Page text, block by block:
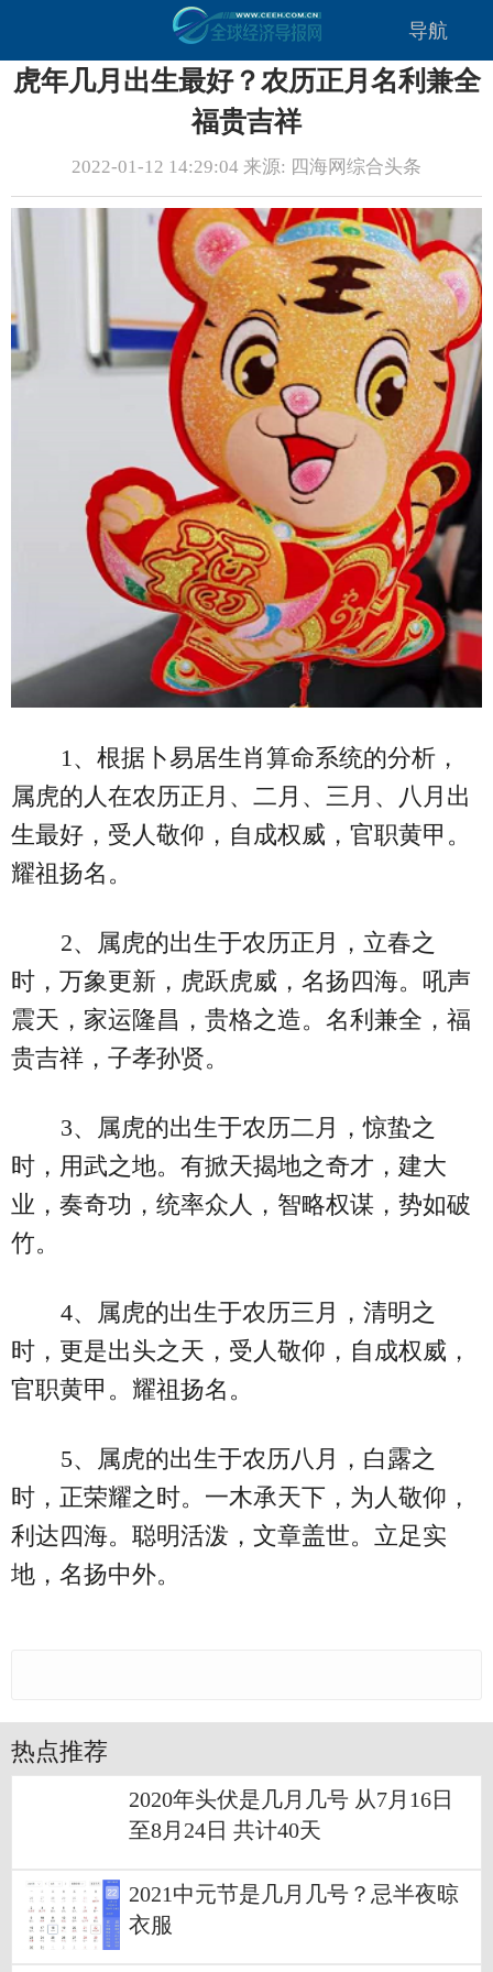
导航
虎年几月出生最好？农历正月名利兼全
福贵吉祥
2022-01-12 14:29:04 来源: 四海网综合头条
1、根据卜易居生肖算命系统的分析，
属虎的人在农历正月、二月、三月、八月出
生最好，受人敬仰，自成权威，官职黄甲。
耀祖扬名。
2、属虎的出生于农历正月，立春之
时，万象更新，虎跃虎威，名扬四海。吼声
震天，家运隆昌，贵格之造。名利兼全，福
贵吉祥，子孝孙贤。
3、属虎的出生于农历二月，惊蛰之
时，用武之地。有掀天揭地之奇才，建大
业，奏奇功，统率众人，智略权谋，势如破
竹。
4、属虎的出生于农历三月，清明之
时，更是出头之天，受人敬仰，自成权威，
官职黄甲。耀祖扬名。
5、属虎的出生于农历八月，白露之
时，正荣耀之时。一木承天下，为人敬仰，
利达四海。聪明活泼，文章盖世。立足实
地，名扬中外。
热点推荐
2020年头伏是几月几号 从7月16日
至8月24日 共计40天
2021中元节是几月几号？忌半夜晾
衣服